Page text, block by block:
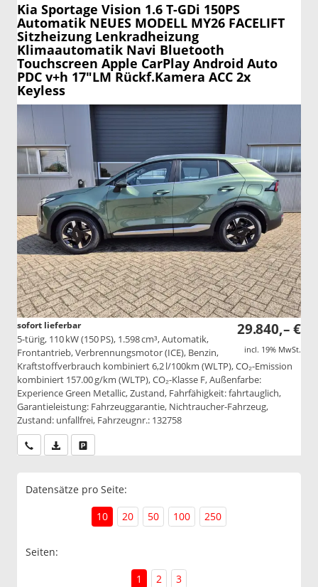
Kia Sportage Vision 1.6 T-GDi 150PS
Automatik NEUES MODELL MY26 FACELIFT
Sitzheizung Lenkradheizung
Klimaautomatik Navi Bluetooth
Touchscreen Apple CarPlay Android Auto
PDC v+h 17"LM Rückf.Kamera ACC 2x
Keyless
29.840,– €
incl. 19% MwSt.
sofort lieferbar
5-türig, 110 kW (150 PS), 1.598 cm³, Automatik,
Frontantrieb, Verbrennungsmotor (ICE), Benzin,
Kraftstoffverbrauch kombiniert 6,2 l/100km (WLTP), CO₂-Emission
kombiniert 157.00 g/km (WLTP), CO₂-Klasse F, Außenfarbe:
Experience Green Metallic, Zustand, Fahrfähigkeit: fahrtauglich,
Garantieleistung: Fahrzeuggarantie, Nichtraucher-Fahrzeug,
Zustand: unfallfrei, Fahrzeugnr.: 132758
Wir rufen Sie anPDF-Datei, Fahrzeugexposé drucken
Datensätze pro Seite:
10
20 50 100 250
Seiten:
1
2 3